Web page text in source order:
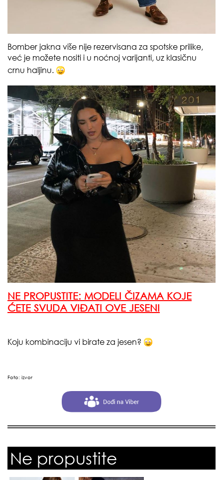
Bomber jakna više nije rezervisana za spotske prilike,
već je možete nositi i u noćnoj varijanti, uz klasičnu
crnu haljinu.
NE PROPUSTITE: MODELI ČIZAMA KOJE
ĆETE SVUDA VIĐATI OVE JESENI
Koju kombinaciju vi birate za jesen?
Foto: izvor
Ne propustite